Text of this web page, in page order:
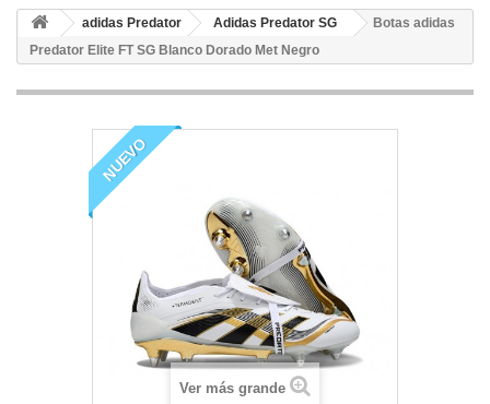
adidas Predator Adidas Predator SG
Botas adidas
Predator Elite FT SG Blanco Dorado Met Negro
NUEVO
Ver más grande